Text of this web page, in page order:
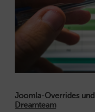
Joomla-Overrides
Dreamteam